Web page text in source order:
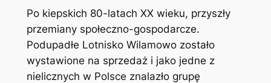
Po kiepskich 80-latach XX wieku, przyszły
przemiany społeczno-gospodarcze.
Podupadłe Lotnisko Wilamowo zostało
wystawione na sprzedaż i jako jedne z
nielicznych w Polsce znalazło grupę